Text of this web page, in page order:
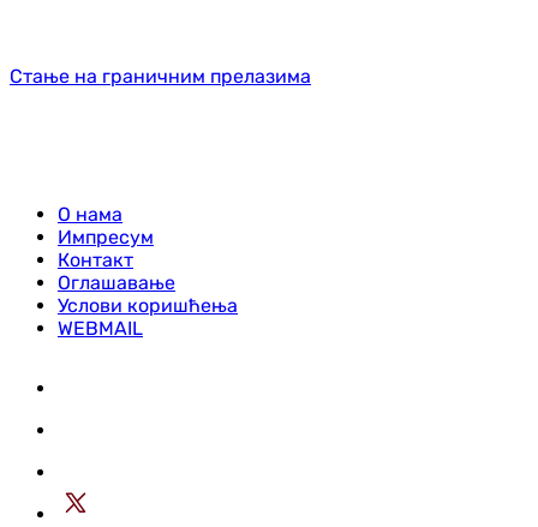
Стање на граничним прелазима
О нама
Импресум
Контакт
Оглашавање
Услови коришћења
WEBMAIL